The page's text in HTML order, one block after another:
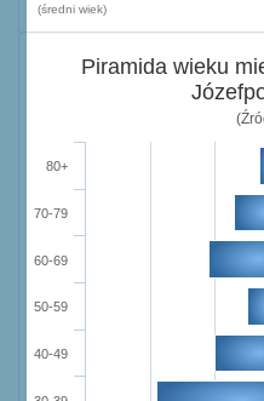
(średni wiek)
Piramida wieku
40-49
50-59
60-69
70-79
80+